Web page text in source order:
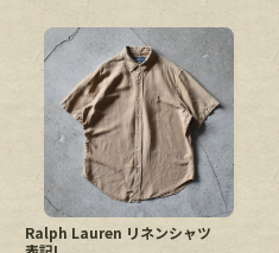
Ralph Lauren リネンシャツ